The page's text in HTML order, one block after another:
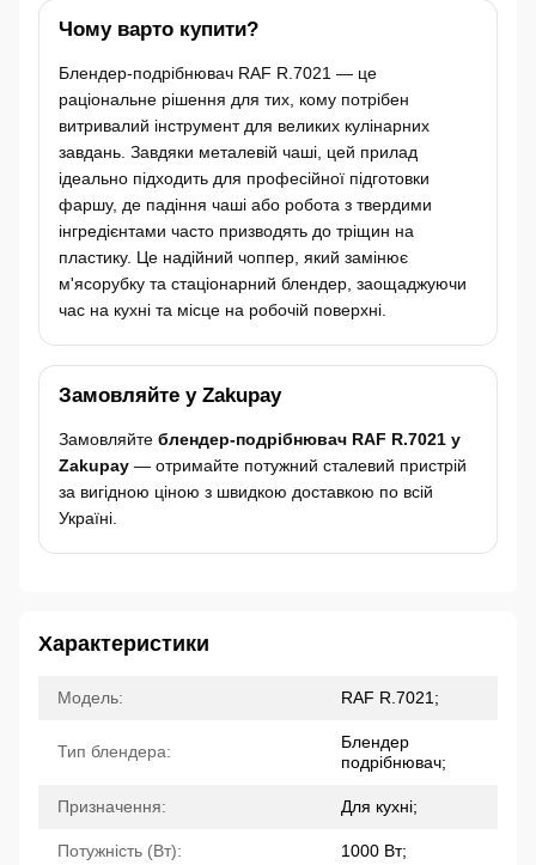
Чому варто купити?
Блендер-подрібнювач RAF R.7021 — це
раціональне рішення для тих, кому потрібен
витривалий інструмент для великих кулінарних
завдань. Завдяки металевій чаші, цей прилад
ідеально підходить для професійної підготовки
фаршу, де падіння чаші або робота з твердими
інгредієнтами часто призводять до тріщин на
пластику. Це надійний чоппер, який замінює
м'ясорубку та стаціонарний блендер, заощаджуючи
час на кухні та місце на робочій поверхні.
Замовляйте у Zakupay
Замовляйте блендер-подрібнювач RAF R.7021 у
Zakupay — отримайте потужний сталевий пристрій
за вигідною ціною з швидкою доставкою по всій
Україні.
Характеристики
Модель: RAF R.7021;
Тип блендера:
Блендер
подрібнювач;
Призначення: Для кухні;
Потужність (Вт): 1000 Вт;